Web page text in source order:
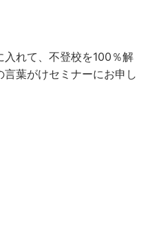
れて、不登校を100％解
葉がけセミナーにお申し